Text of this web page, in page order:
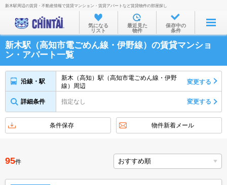
お部屋を探す
沿線・駅から
住所から
家賃相場から
不動産会社から
新木駅周辺の賃貸・不動産情報で賃貸マンション・賃貸アパートなど賃貸物件の部屋探し
気になる
リスト
最近見た
物件
保存中の
条件
新木駅（高知市電ごめん線・伊野線）の賃貸マンショ
ン・アパート一覧
沿線・駅
新木（高知）駅（高知市電ごめん線・伊野
線）周辺
変更する
詳細条件 指定なし 変更する
条件保存 物件新着メール
95件